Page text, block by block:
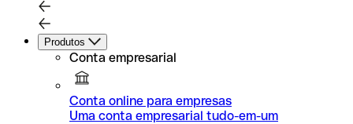
Produtos
Conta empresarial
Conta online para empresas
Uma conta empresarial tudo-em-um